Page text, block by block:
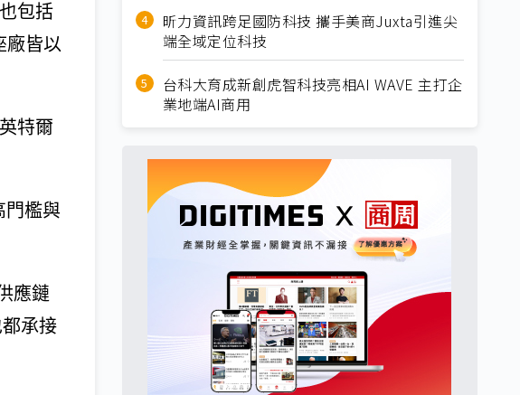
包括
廠皆以
特爾
門檻與
應鏈
承接
昕力資訊跨足國防科技 攜手美商Juxta引進尖
端全域定位科技
台科大育成新創虎智科技亮相AI WAVE 主打企
業地端AI商用